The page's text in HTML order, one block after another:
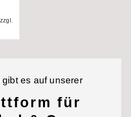
zzgl.
es auf unserer
für